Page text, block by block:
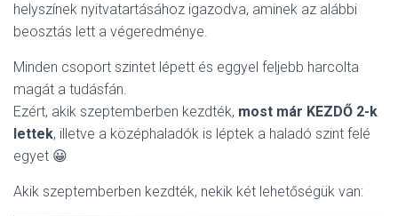
helyszínek nyitvatartásához igazodva, aminek az alábbi
beosztás lett a végeredménye.
Minden csoport szintet lépett és eggyel feljebb harcolta
magát a tudásfán.
Ezért, akik szeptemberben kezdték, most már KEZDŐ 2-k
lettek, illetve a középhaladók is léptek a haladó szint felé
egyet 😀
Akik szeptemberben kezdték, nekik két lehetőségük van: